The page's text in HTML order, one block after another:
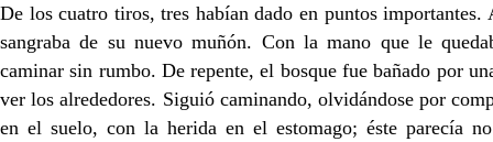
De los cuatro tiros, tres habían dado en puntos
sangraba de su nuevo muñón. Con la mano que le
caminar sin rumbo. De repente, el bosque fue bañado por
ver los alrededores. Siguió caminando, olvidándose por
en el suelo, con la herida en el estomago; éste parecía